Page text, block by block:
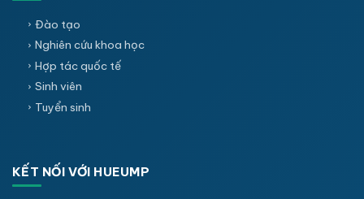
Đào tạo
Nghiên cứu khoa học
Hợp tác quốc tế
Sinh viên
Tuyển sinh
KẾT NỐI VỚI HUEUMP